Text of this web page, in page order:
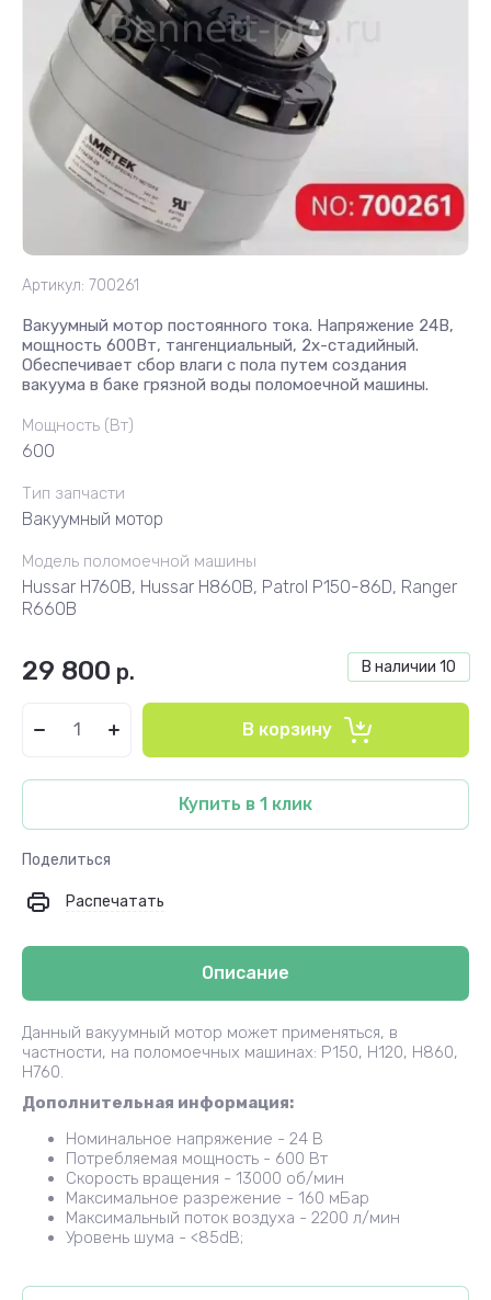
Артикул: 700261
Вакуумный мотор постоянного тока. Напряжение 24В,
мощность 600Вт, тангенциальный, 2х-стадийный.
Обеспечивает сбор влаги с пола путем создания
вакуума в баке грязной воды поломоечной машины.
Мощность (Вт)
600
Тип запчасти
Вакуумный мотор
Модель поломоечной машины
Hussar H760B, Hussar H860B, Patrol P150-86D, Ranger
R660B
В наличии 10
29 800 р.
В корзину
Купить в 1 клик
Поделиться
Распечатать
Описание
Данный вакуумный мотор может применяться, в
частности, на поломоечных машинах: P150, H120, H860,
H760.
Дополнительная информация:
Номинальное напряжение - 24 В
Потребляемая мощность - 600 Вт
Скорость вращения - 13000 об/мин
Максимальное разрежение - 160 мБар
Максимальный поток воздуха - 2200 л/мин
Уровень шума - <85dB;